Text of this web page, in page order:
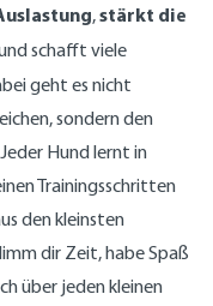
,stärkt die
schafft viele
geht es nicht
sondern den
Hund lernt in
Trainingsschritten
den kleinsten
dir Zeit, habe Spaß
über jeden kleinen